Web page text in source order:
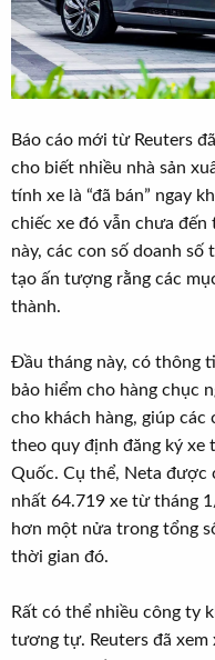
Báo cáo mới từ Reuters
cho biết nhiều nhà sản
tính xe là “đã bán” ngay
chiếc xe đó vẫn chưa
này, các con số doanh
tạo ấn tượng rằng các
thành.
Đầu tháng này, có thông
bảo hiểm cho hàng chục
cho khách hàng, giúp các
theo quy định đăng ký xe
Quốc. Cụ thể, Neta được
nhất 64.719 xe từ tháng
hơn một nửa trong tổng
thời gian đó.
Rất có thể nhiều công ty
tương tự. Reuters đã xem